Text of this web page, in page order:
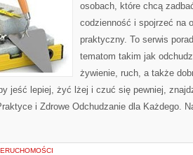
osobach, które chcą
codzienność i spojrzeć na
praktyczny. To serwis
tematom takim jak
żywienie, ruch, a także
jeść lepiej, żyć lżej i czuć się pewniej,
i Zdrowe Odchudzanie dla Każdego.